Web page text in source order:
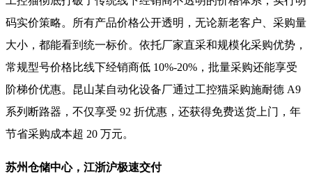
码实价策略。所有产品价格公开透明，无论新老客户、采购量
大小，都能看到统一标价。依托厂家直采和规模化采购优势，
常规型号价格比线下经销商低 10%-20%，批量采购还能享受
阶梯价优惠。昆山某自动化设备厂通过工控猫采购施耐德 A9
系列断路器，不仅享受 92 折优惠，还获得免费送货上门，年
节省采购成本超 20 万元。
苏州仓储中心，江浙沪极速交付